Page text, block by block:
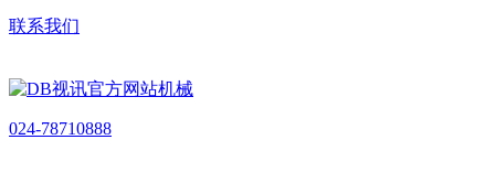
联系我们
024-78710888